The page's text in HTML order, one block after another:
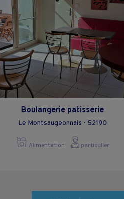
Boulangerie patisserie
Le Montsaugeonnais - 52190
Alimentation particulier